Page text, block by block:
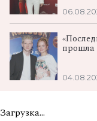
прошла
Загрузка...